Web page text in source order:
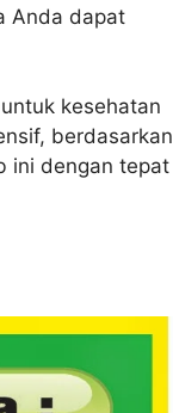
Anda dapat
kesehatan
berdasarkan
ini dengan tepat